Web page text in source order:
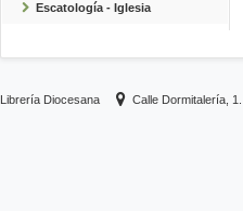
Escatología - Iglesia
Librería Diocesana Calle Dormitalería, 1.